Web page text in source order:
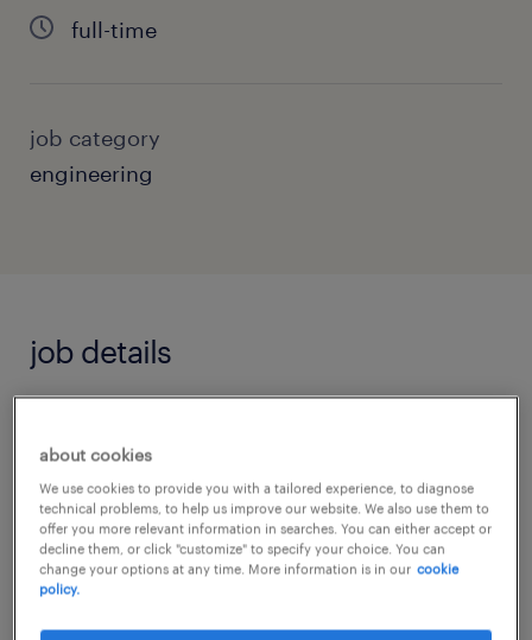
full-time
job category
engineering
job details
Produktionsstätten in Kundl investiert. Damit
werden nicht nur neue Arbeitsplätze
geschaffen, sondern auch die
flächendeckende Versorgung mit Antibiotika
in Österreich und der Welt gewährleistet.
about cookies
We use cookies to provide you with a tailored experience, to diagnose
technical problems, to help us improve our website. We also use them to
offer you more relevant information in searches. You can either accept or
decline them, or click "customize" to specify your choice. You can
change your options at any time. More information is in our cookie
policy.